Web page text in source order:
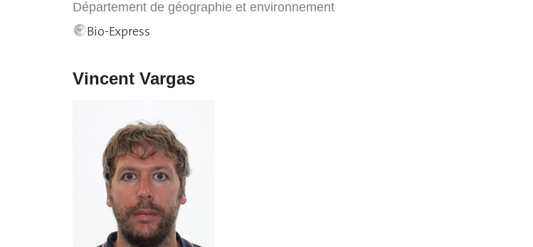
Département de géographie et environnement
Bio-Express
Vincent Vargas